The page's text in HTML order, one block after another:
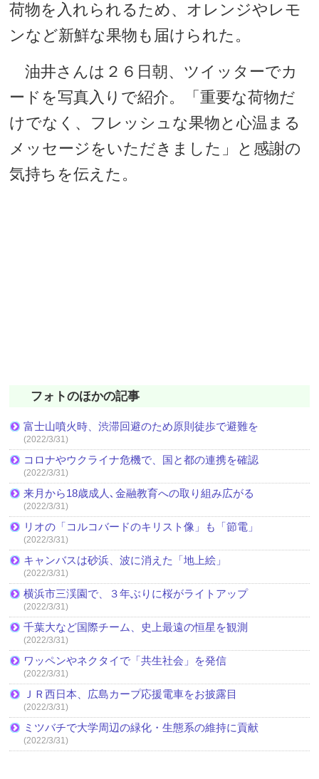
荷物を入れられるため、オレンジやレモ
ンなど新鮮な果物も届けられた。
油井さんは２６日朝、ツイッターでカ
ードを写真入りで紹介。「重要な荷物だ
けでなく、フレッシュな果物と心温まる
メッセージをいただきました」と感謝の
気持ちを伝えた。
フォトのほかの記事
富士山噴火時、渋滞回避のため原則徒歩で避難を
(2022/3/31)
コロナやウクライナ危機で、国と都の連携を確認
(2022/3/31)
来月から18歳成人､金融教育への取り組み広がる
(2022/3/31)
リオの「コルコバードのキリスト像」も「節電」
(2022/3/31)
キャンバスは砂浜、波に消えた「地上絵」
(2022/3/31)
横浜市三渓園で、３年ぶりに桜がライトアップ
(2022/3/31)
千葉大など国際チーム、史上最遠の恒星を観測
(2022/3/31)
ワッペンやネクタイで「共生社会」を発信
(2022/3/31)
ＪＲ西日本、広島カープ応援電車をお披露目
(2022/3/31)
ミツバチで大学周辺の緑化・生態系の維持に貢献
(2022/3/31)